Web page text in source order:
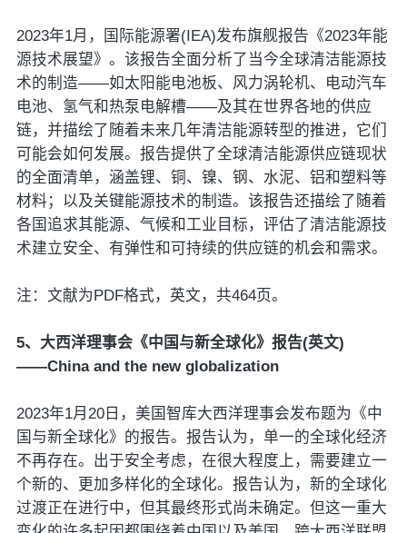
2023年1月，国际能源署(IEA)发布旗舰报告《2023年能
源技术展望》。该报告全面分析了当今全球清洁能源技
术的制造——如太阳能电池板、风力涡轮机、电动汽车
电池、氢气和热泵电解槽——及其在世界各地的供应
链，并描绘了随着未来几年清洁能源转型的推进，它们
可能会如何发展。报告提供了全球清洁能源供应链现状
的全面清单，涵盖锂、铜、镍、钢、水泥、铝和塑料等
材料；以及关键能源技术的制造。该报告还描绘了随着
各国追求其能源、气候和工业目标，评估了清洁能源技
术建立安全、有弹性和可持续的供应链的机会和需求。
注：文献为PDF格式，英文，共464页。
5、大西洋理事会《中国与新全球化》报告(英文)
——China and the new globalization
2023年1月20日，美国智库大西洋理事会发布题为《中
国与新全球化》的报告。报告认为，单一的全球化经济
不再存在。出于安全考虑，在很大程度上，需要建立一
个新的、更加多样化的全球化。报告认为，新的全球化
过渡正在进行中，但其最终形式尚未确定。但这一重大